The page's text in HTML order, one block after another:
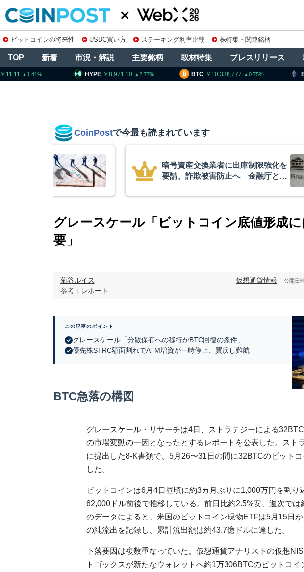
ビットコインの将来性 USDC買い方 ステーキング利率比較 株特集・関連銘柄
TOP 新着 市況・解説 主要銘柄 取材特集 プレスリリース
BTC 10,338,777 0.75 ETH 305,882.0
HYPE 2.77
CoinPostで今最も読まれています
庫制限強化を
へ 金融庁と警
コインチェック、1銘柄の上場廃止
を発表
グレースケール「ビットコイン底値形成
要」
菊谷ルイス
参考： レポート
仮想通貨情報 公開日
この記事のポイント
グレースケール「分散保有への移行がBTC回復の条件」
優先株STRC額面割れでATM増資が一時停止、買戻し難航
BTC急落の構図
グレースケール・リサーチは4日、ストラテジーによる
の市場変動の一因となったとするレポートを公表した。スト
に提出した8-K書類で、5月26〜31日の間に32BTCのビット
した。
ビットコインは6月4日昼頃に約3カ月ぶりに1,000万円を割り
62,000ドル前後で推移している。前日比約2.5%安、週次で
のデータによると、米国のビットコイン現物ETFは5月15日
の純流出を記録し、累計流出額は約43.7億ドルに達した。
下落要因は複数重なっていた。仮想通貨アナリストの仮想
トゴックスが新たなウォレットへ約1万306BTCのビットコ